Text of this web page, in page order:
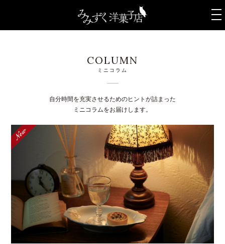
t
COLUMN
ミニコラム
自分時間を充実させるためのヒントが詰まった
ミニコラムをお届けします。